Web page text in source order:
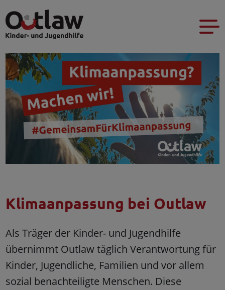
Klimaanpassung bei Outlaw
Als Träger der Kinder- und Jugendhilfe
übernimmt Outlaw täglich Verantwortung für
Kinder, Jugendliche, Familien und vor allem
sozial benachteiligte Menschen. Diese